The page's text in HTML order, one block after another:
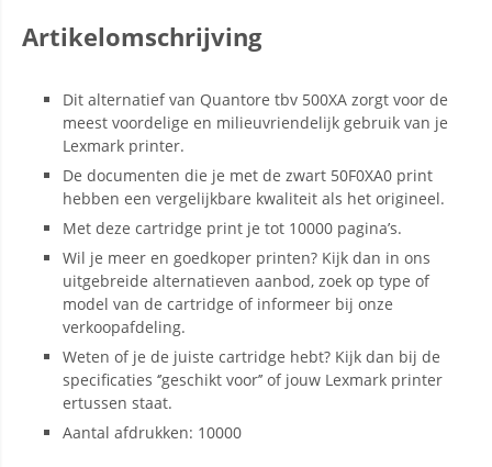
Artikelomschrijving
Dit alternatief van Quantore tbv 500XA zorgt voor de
meest voordelige en milieuvriendelijk gebruik van je
Lexmark printer.
De documenten die je met de zwart 50F0XA0 print
hebben een vergelijkbare kwaliteit als het origineel.
Met deze cartridge print je tot 10000 pagina’s.
Wil je meer en goedkoper printen? Kijk dan in ons
uitgebreide alternatieven aanbod, zoek op type of
model van de cartridge of informeer bij onze
verkoopafdeling.
Weten of je de juiste cartridge hebt? Kijk dan bij de
specificaties ‘’geschikt voor’’ of jouw Lexmark printer
ertussen staat.
Aantal afdrukken: 10000